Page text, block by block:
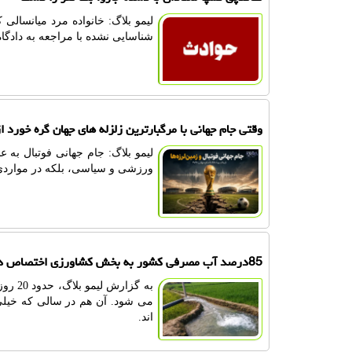
شناسایی نشده با مراجعه به
وقتی جام جهانی با مرگبارترین زلزله های جهان گره
لیمو بلاگ: جام جهانی فوتبال
ورزشی و سیاسی، بلکه در
85درصد آب مصرفی کشور به بخش کشاورزی اختصاص دارد، آن هم با قیمت خیلی پایین
به
می شود. آن هم در سالی که خیلی
اند.